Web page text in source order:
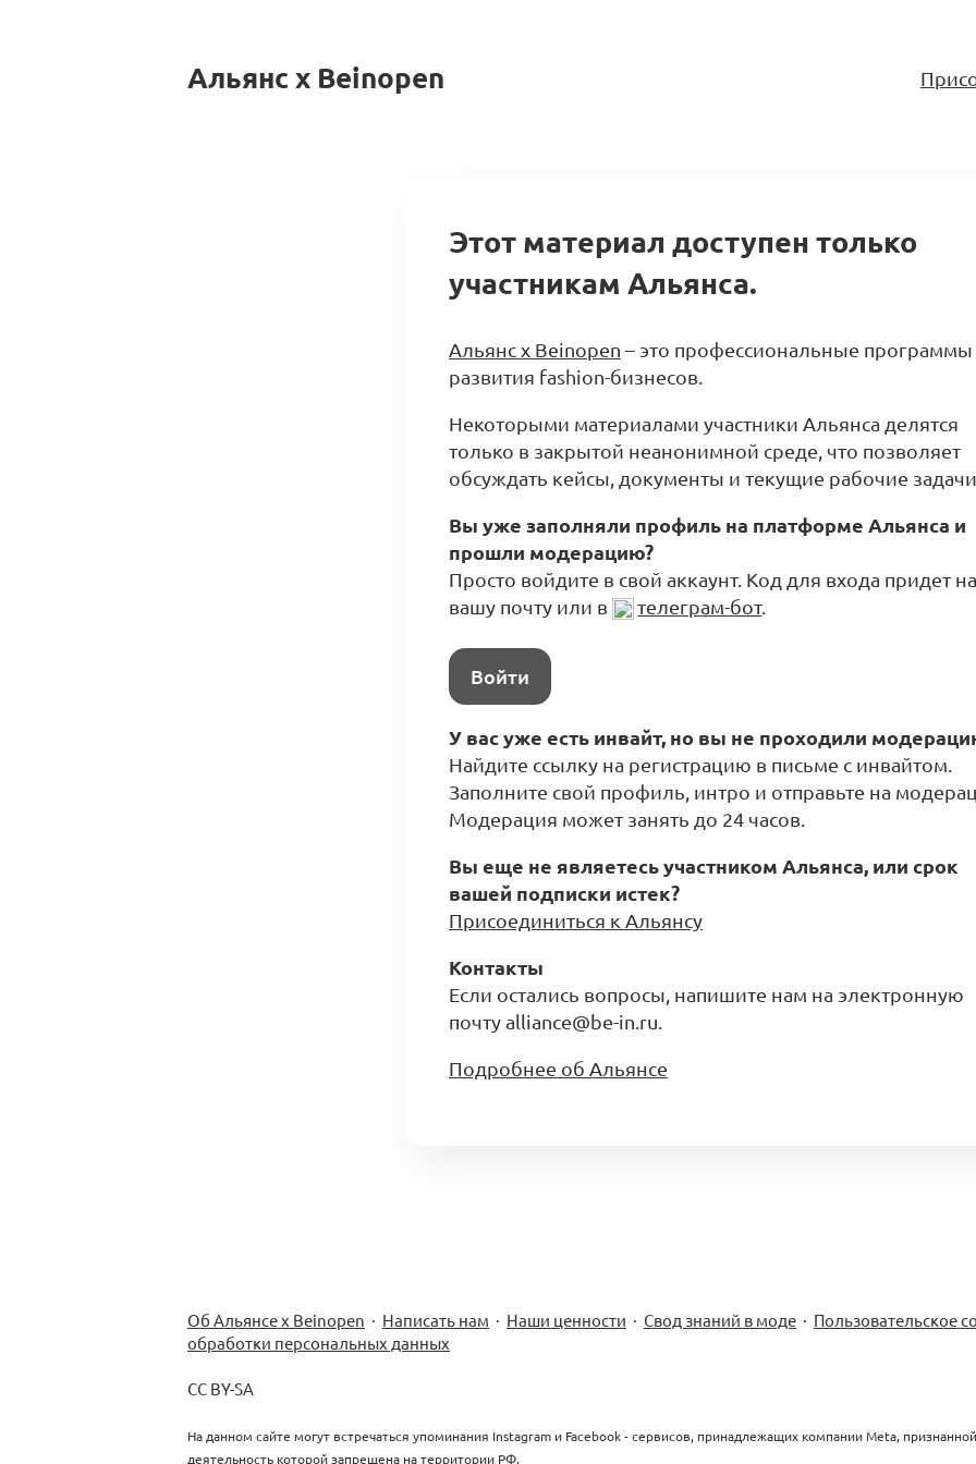
Альянс x Beinopen
Этот материал доступен только
участникам Альянса.
Альянс x Beinopen – это профессиональные программы
развития fashion-бизнесов.
Некоторыми материалами участники Альянса делятся
только в закрытой неанонимной среде, что позволяет
обсуждать кейсы, документы и текущие рабочие
Вы уже заполняли профиль на платформе Альянса и
прошли модерацию?
Просто войдите в свой аккаунт. Код для входа придет на
вашу почту или в
телеграм-бот.
Войти
У вас уже есть инвайт, но вы не проходили
Найдите ссылку на регистрацию в письме с инвайтом.
Заполните свой профиль, интро и отправьте на
Модерация может занять до 24 часов.
Вы еще не являетесь участником Альянса, или срок
вашей подписки истек?
Присоединиться к Альянсу
Контакты
Если остались вопросы, напишите нам на электронную
почту alliance@be-in.ru.
Подробнее об Альянсе
Об Альянсе х Beinopen · Написать нам · Наши ценности · Свод знаний в моде · Пользовательское
обработки персональных данных
CC BY-SA
На данном сайте могут встречаться упоминания Instagram и Facebook - сервисов, принадлежащих компании Meta,
деятельность которой запрещена на территории РФ.